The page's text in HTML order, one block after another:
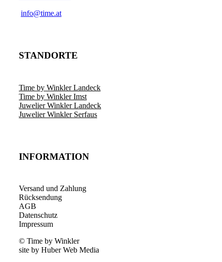
info@time.at
STANDORTE
Time by Winkler Landeck
Time by Winkler Imst
Juwelier Winkler Landeck
Juwelier Winkler Serfaus
INFORMATION
Versand und Zahlung
Rücksendung
AGB
Datenschutz
Impressum
© Time by Winkler
site by Huber Web Media